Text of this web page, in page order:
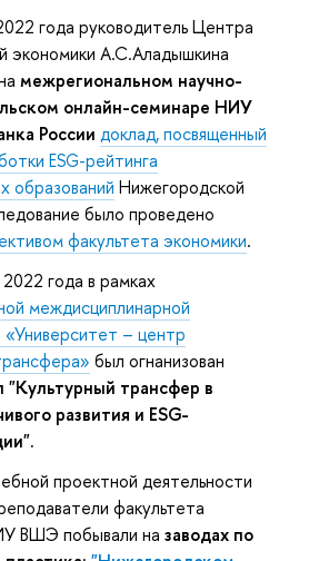
года руководитель Центра
экономики А.С.Аладышкина
межрегиональном научно-
онлайн-семинаре НИУ
России доклад, посвященный
ESG-рейтинга
образований Нижегородской
было проведено
факультета экономики.
года в рамках
междисциплинарной
– центр
был огнанизован
"Культурный трансфер в
развития и ESG-
проектной деятельности
факультета
ВШЭ побывали назаводах по